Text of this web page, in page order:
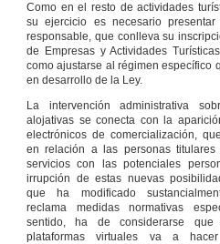
Como en el resto de actividades
su ejercicio es necesario presentar
responsable, que conlleva su
de Empresas y Actividades
como ajustarse al régimen específico
en desarrollo de la Ley.
La intervención administrativa
alojativas se conecta con la
electrónicos de comercialización,
en relación a las personas
servicios con las potenciales
irrupción de estas nuevas
que ha modificado
reclama medidas normativas
sentido, ha de considerarse
plataformas virtuales va a